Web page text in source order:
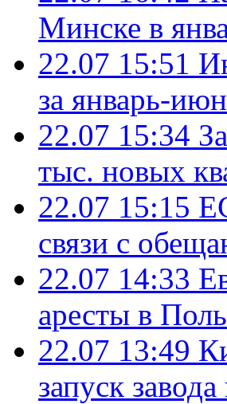
Минске в
22.07 15:51
за январь-
22.07 15:34
тыс. новых
22.07 15:15
связи с
22.07 14:33
аресты в
22.07 13:49
запуск